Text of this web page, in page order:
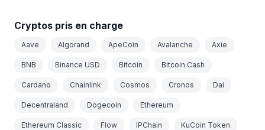
Cryptos pris en charge
Aave Algorand ApeCoin Avalanche Axie
BNB Binance USD Bitcoin Bitcoin Cash
Cardano Chainlink Cosmos Cronos Dai
Decentraland Dogecoin Ethereum
Ethereum Classic Flow IPChain KuCoin Token